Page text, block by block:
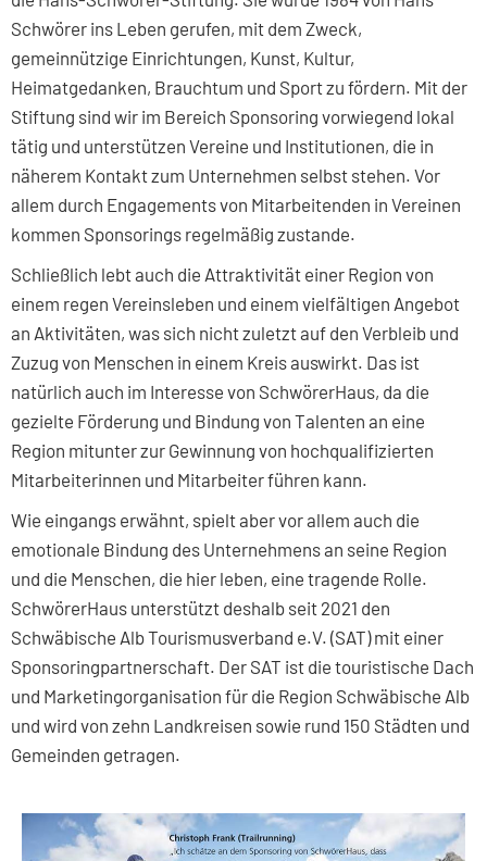
Schwörer ins Leben gerufen, mit dem Zweck,
gemeinnützige Einrichtungen, Kunst, Kultur,
Heimatgedanken, Brauchtum und Sport zu fördern. Mit der
Stiftung sind wir im Bereich Sponsoring vorwiegend lokal
tätig und unterstützen Vereine und Institutionen, die in
näherem Kontakt zum Unternehmen selbst stehen. Vor
allem durch Engagements von Mitarbeitenden in Vereinen
kommen Sponsorings regelmäßig zustande.
Schließlich lebt auch die Attraktivität einer Region von
einem regen Vereinsleben und einem vielfältigen Angebot
an Aktivitäten, was sich nicht zuletzt auf den Verbleib und
Zuzug von Menschen in einem Kreis auswirkt. Das ist
natürlich auch im Interesse von SchwörerHaus, da die
gezielte Förderung und Bindung von Talenten an eine
Region mitunter zur Gewinnung von hochqualifizierten
Mitarbeiterinnen und Mitarbeiter führen kann.
Wie eingangs erwähnt, spielt aber vor allem auch die
emotionale Bindung des Unternehmens an seine Region
und die Menschen, die hier leben, eine tragende Rolle.
SchwörerHaus unterstützt deshalb seit 2021 den
Schwäbische Alb Tourismusverband e.V. (SAT) mit einer
Sponsoringpartnerschaft. Der SAT ist die touristische Dach
und Marketingorganisation für die Region Schwäbische Alb
und wird von zehn Landkreisen sowie rund 150 Städten und
Gemeinden getragen.